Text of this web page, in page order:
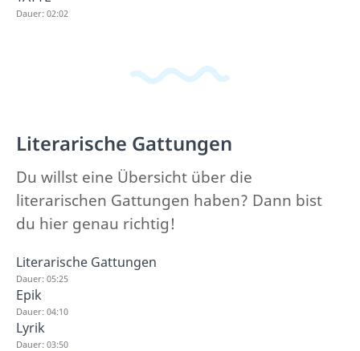
Dauer: 02:02
Literarische Gattungen
Du willst eine Übersicht über die
literarischen Gattungen haben? Dann bist
du hier genau richtig!
Literarische Gattungen
Dauer: 05:25
Epik
Dauer: 04:10
Lyrik
Dauer: 03:50